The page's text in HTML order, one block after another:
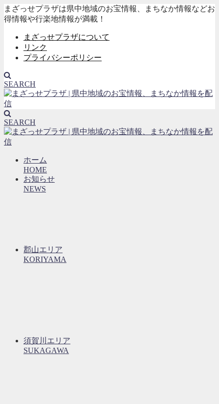
まざっせプラザは県中地域のお宝情報、まちなか情報などお
得情報や行楽地情報が満載！
まざっせプラザについて
リンク
プライバシーポリシー
SEARCH
SEARCH
ホーム
HOME
お知らせ
NEWS
郡山エリア
KORIYAMA
須賀川エリア
SUKAGAWA